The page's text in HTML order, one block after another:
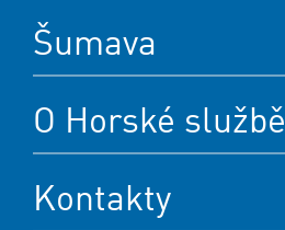
Šumava
O Horské službě
Kontakty